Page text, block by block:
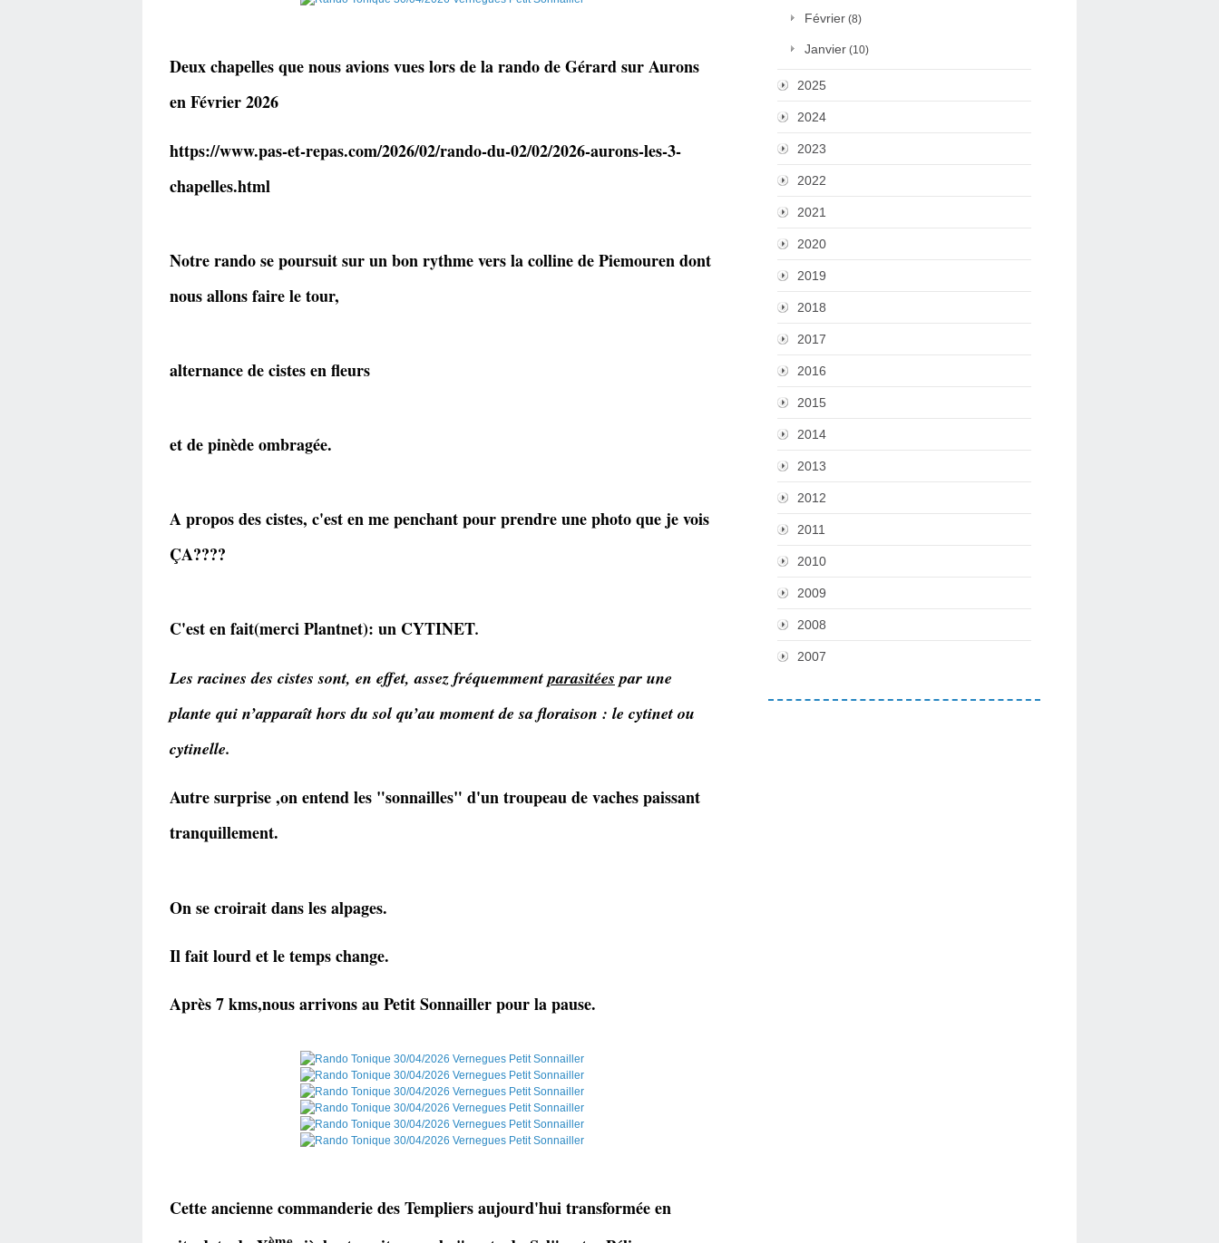
Deux chapelles que nous avions vues lors de la rando de Gérard sur Aurons
en Février 2026
https://www.pas-et-repas.com/2026/02/rando-du-02/02/2026-aurons-les-3-
chapelles.html
Notre rando se poursuit sur un bon rythme vers la colline de Piemouren dont
nous allons faire le tour,
alternance de cistes en fleurs
et de pinède ombragée.
A propos des cistes, c'est en me penchant pour prendre une photo que je vois
ÇA????
C'est en fait(merci Plantnet): un CYTINET.
Les racines des cistes sont, en effet, assez fréquemmentparasitées par une
plante qui n’apparaît hors du sol qu’au moment de sa floraison : le cytinet ou
cytinelle.
Autre surprise ,on entend les "sonnailles" d'un troupeau de vaches paissant
tranquillement.
On se croirait dans les alpages.
Il fait lourd et le temps change.
Après 7 kms,nous arrivons au Petit Sonnailler pour la pause.
Cette ancienne commanderie des Templiers aujourd'hui transformée en
Février (8)
Janvier (10)
2025
2024
2023
2022
2021
2020
2019
2018
2017
2016
2015
2014
2013
2012
2011
2010
2009
2008
2007